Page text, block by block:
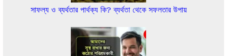
সাফল্য ও ব্যর্থতার পার্থক্য কি? ব্যর্থতা থেকে সফলতার উপায়